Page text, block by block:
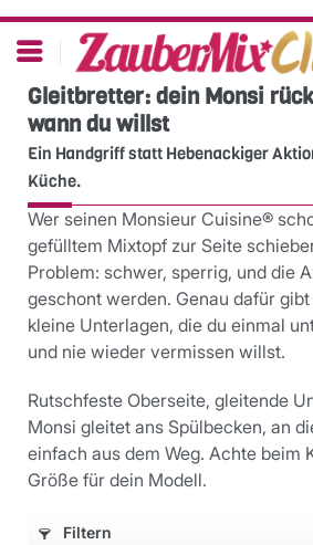
Gleitbretter: dein Monsi
wann du willst
Ein Handgriff statt Hebenackiger
Küche.
Wer seinen Monsieur Cuisine®
gefülltem Mixtopf zur Seite
Problem: schwer, sperrig, und die
geschont werden. Genau dafür
kleine Unterlagen, die du einmal
und nie wieder vermissen willst.
Rutschfeste Oberseite, gleitende
Monsi gleitet ans Spülbecken, an
einfach aus dem Weg. Achte beim
Größe für dein Modell.
Filtern